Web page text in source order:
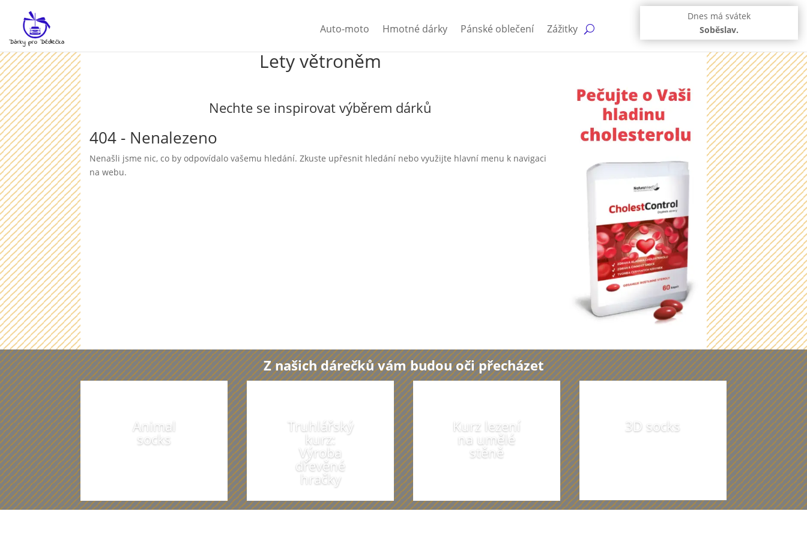
Auto-moto Hmotné dárky Pánské oblečení Zážitky
Dnes má svátek
Soběslav.
Lety větroněm
Nechte se inspirovat výběrem dárků
404 - Nenalezeno
Nenašli jsme nic, co by odpovídalo vašemu hledání. Zkuste upřesnit hledání nebo využijte hlavní menu k navigaci
na webu.
Z našich dárečků vám budou oči přecházet
Animal
socks
Truhlářský
kurz:
Výroba
dřevěné
hračky
Kurz lezení
na umělé
stěně
3D socks